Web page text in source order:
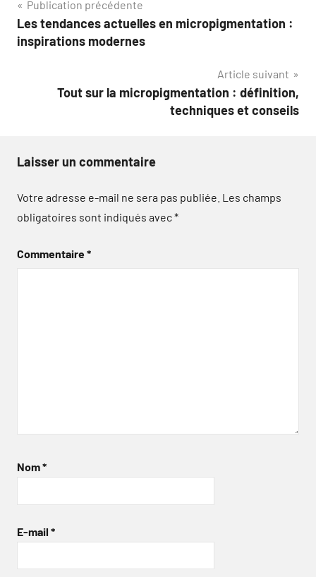
Navigation
de
Publication précédente
Les tendances actuelles en micropigmentation :
inspirations modernes
Article suivant
Tout sur la micropigmentation : définition,
techniques et conseils
Laisser un commentaire
Votre adresse e-mail ne sera pas publiée. Les champs
obligatoires sont indiqués avec*
Commentaire*
Nom*
E-mail *